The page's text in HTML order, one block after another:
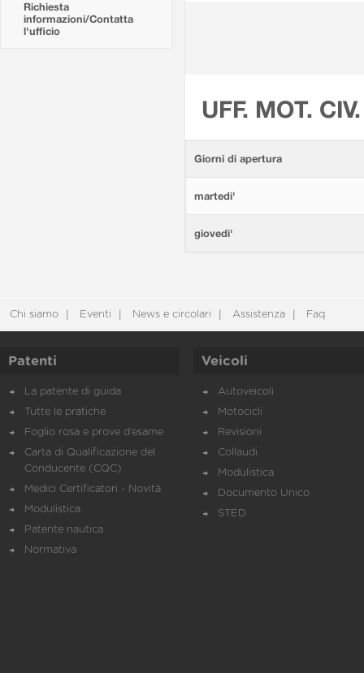
Richiesta
informazioni/Contatta
l'ufficio
UFF. MOT.
Giorni di apertura
martedi'
giovedi'
Chi siamo Eventi News e circolari Assistenza Faq
Patenti
La patente di guida
Tutte le pratiche
Foglio rosa e prove d’esame
Carta di Qualificazione del
Conducente (CQC)
Medici Certificatori - Novità
Modulistica
Patente nautica
Normativa
Veicoli
Autoveicoli
Motocicli
Revisioni
Collaudi
Modulistica
Documento Unico
STED